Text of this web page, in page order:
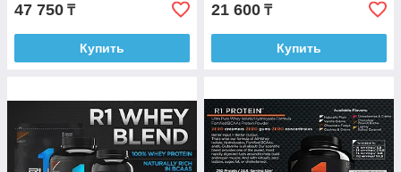
47 750 ₸
Купить
21 600 ₸
Купить